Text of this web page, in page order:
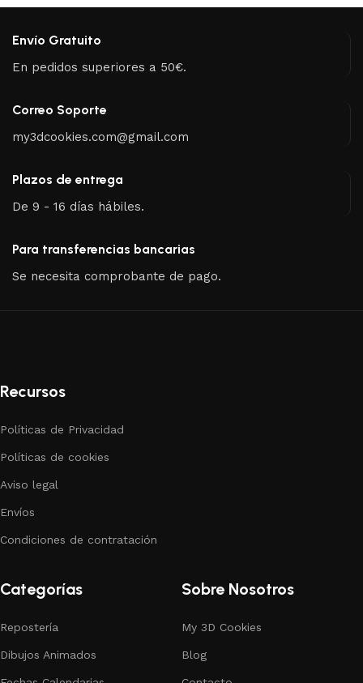
Envío Gratuito
En pedidos superiores a 50€.
Correo Soporte
my3dcookies.com@gmail.com
Plazos de entrega
De 9 - 16 días hábiles.
Para transferencias bancarias
Se necesita comprobante de pago.
Recursos
Políticas de Privacidad
Políticas de cookies
Aviso legal
Envíos
Condiciones de contratación
Categorías
Repostería
Dibujos Animados
Sobre Nosotros
My 3D Cookies
Blog